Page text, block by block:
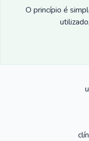
O princípio é